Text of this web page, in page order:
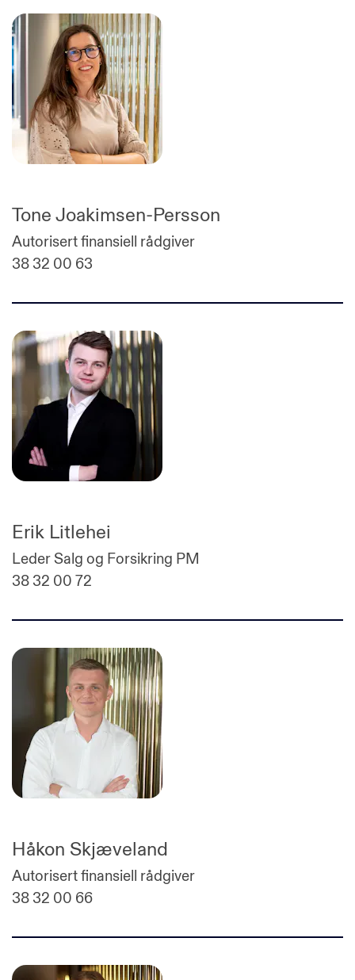
Tone Joakimsen-Persson
Autorisert finansiell rådgiver
38 32 00 63
Erik Litlehei
Leder Salg og Forsikring PM
38 32 00 72
Håkon Skjæveland
Autorisert finansiell rådgiver
38 32 00 66